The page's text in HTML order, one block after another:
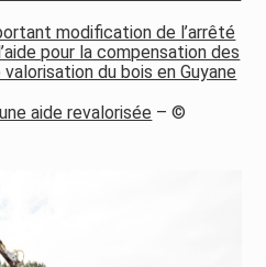
modification de l’arrêté
pour la compensation des
du bois en Guyane
aide revalorisée – ©